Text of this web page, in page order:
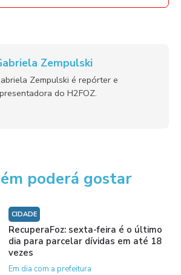
Zempulski
Zempulski é repórter e
do H2FOZ.
poderá gostar
CIDADE
RecuperaFoz: sexta-feira é o último
dia para parcelar dívidas em até 18
vezes
Em dia com a prefeitura